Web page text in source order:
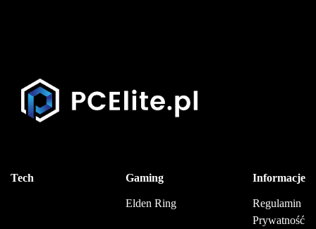
Tech Gaming
Elden Ring
Informacje
Regulamin
Prywatność